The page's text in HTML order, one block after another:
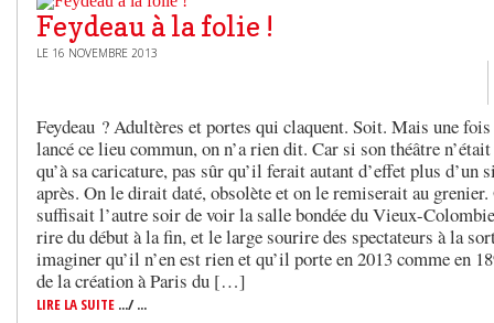
Feydeau à la folie !
LE 16 NOVEMBRE 2013
Feydeau ? Adultères et portes qui claquent. Soit. Mais une fois
lancé ce lieu commun, on n’a rien dit. Car si son théâtre
qu’à sa caricature, pas sûr qu’il ferait autant d’effet plus d’un
après. On le dirait daté, obsolète et on le remiserait au
suffisait l’autre soir de voir la salle bondée du Vieux-
rire du début à la fin, et le large sourire des spectateurs à la
imaginer qu’il n’en est rien et qu’il porte en 2013 comme en
de la création à Paris du […]
LIRE LA SUITE .../ ...